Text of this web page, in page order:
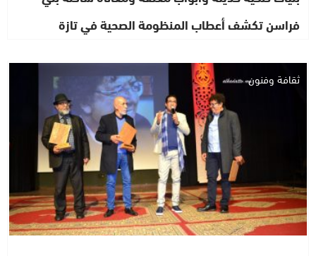
فراسن تكشف أعطاب المنظومة الصحية في تازة
ثقافة وفنون